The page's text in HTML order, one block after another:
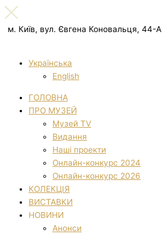
м. Київ, вул. Євгена Коновальця, 44-А
Українська
English
ГОЛОВНА
ПРО МУЗЕЙ
Музей TV
Видання
Наші проекти
Онлайн-конкурс 2024
Онлайн-конкурс 2026
КОЛЕКЦІЯ
ВИСТАВКИ
НОВИНИ
Анонси